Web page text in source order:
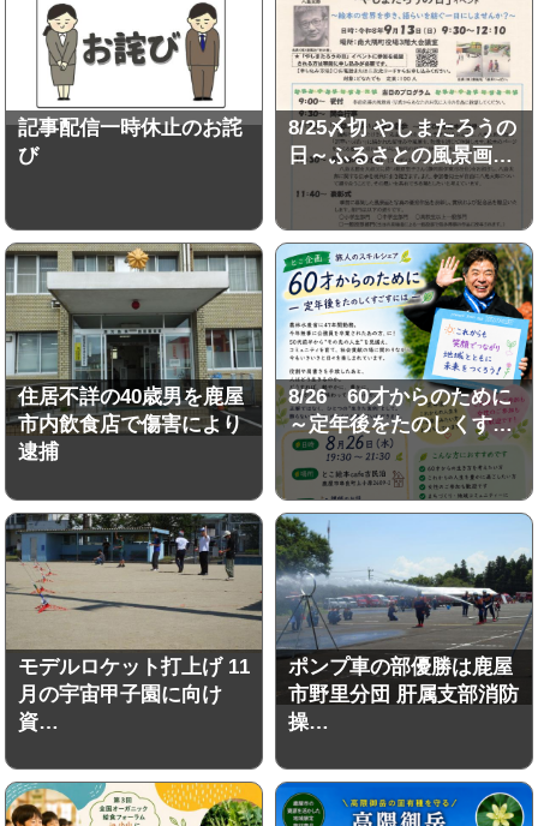
記事配信一時休止のお詫
び
8/25〆切 やしまたろうの
日～ふるさとの風景画…
住居不詳の40歳男を鹿屋
市内飲食店で傷害により
逮捕
8/26 60才からのために
～定年後をたのしくす…
モデルロケット打上げ 11
月の宇宙甲子園に向け
資…
ポンプ車の部優勝は鹿屋
市野里分団 肝属支部消防
操…